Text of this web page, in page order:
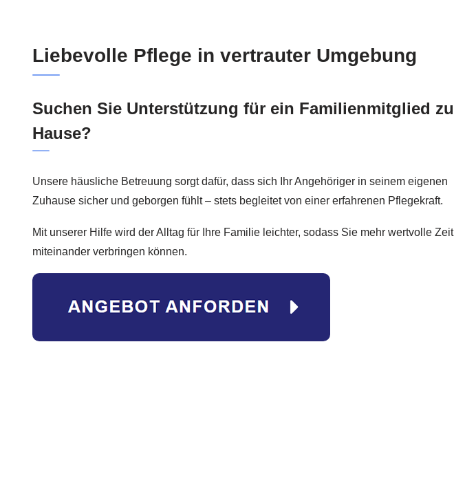
Liebevolle Pflege in vertrauter Umgebung
Suchen Sie Unterstützung für ein Familienmitglied zu
Hause?
Unsere häusliche Betreuung sorgt dafür, dass sich Ihr Angehöriger in seinem eigenen
Zuhause sicher und geborgen fühlt – stets begleitet von einer erfahrenen Pflegekraft.
Mit unserer Hilfe wird der Alltag für Ihre Familie leichter, sodass Sie mehr wertvolle Zeit
miteinander verbringen können.